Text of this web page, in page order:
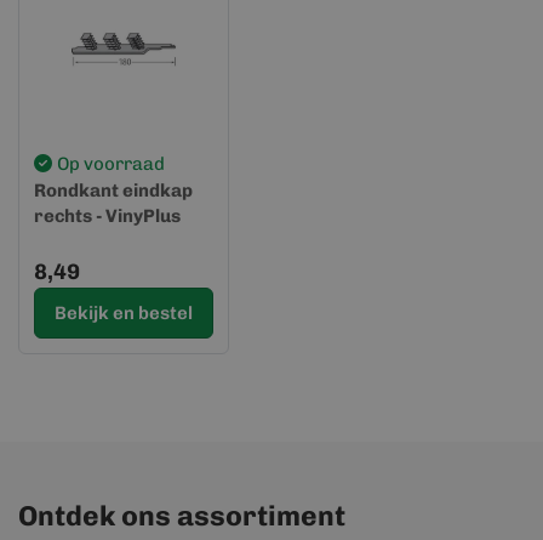
Op voorraad
Rondkant eindkap
rechts - VinyPlus
8,49
Bekijk en bestel
Ontdek ons assortiment